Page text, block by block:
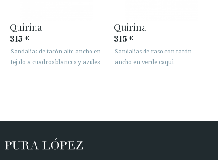
Quirina
315 €
Sandalias de tacón alto ancho en
tejido a cuadros blancos y azules
Quirina
315 €
Sandalias de raso con tacón
ancho en verde caqui